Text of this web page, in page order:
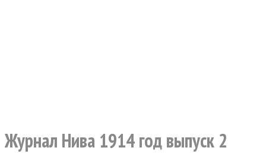
Журнал Нива 1914 год выпуск 2